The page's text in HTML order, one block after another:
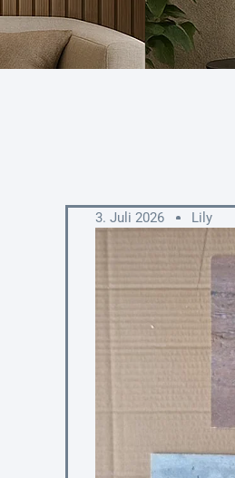
3. Juli 2026 Lily